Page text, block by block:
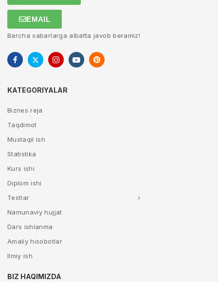
EMAIL
Barcha xabarlarga albatta javob beramiz!
KATEGORIYALAR
Biznes reja
Taqdimot
Mustaqil ish
Statistika
Kurs ishi
Diplom ishi
Testlar
Namunaviy hujjat
Dars ishlanma
Amaliy hisobotlar
Ilmiy ish
BIZ HAQIMIZDA